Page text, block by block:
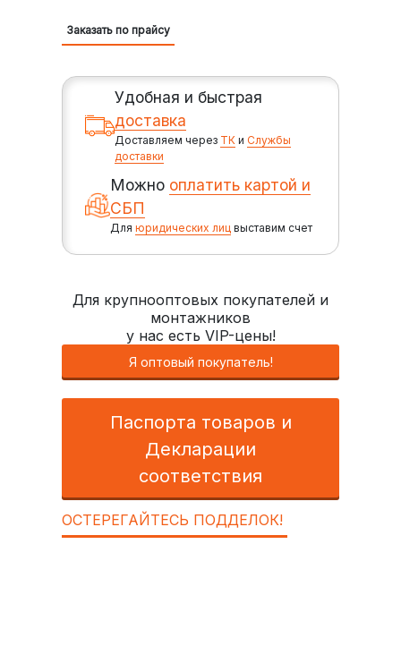
Заказать по прайсу
Удобная и быстрая
доставка
Доставляем через ТК иСлужбы
доставки
Можно оплатить картой и
СБП
Дляюридических лиц выставим счет
Для крупнооптовых покупателей и
монтажников
у нас есть VIP-цены!
Я оптовый покупатель!
Паспорта товаров и
Декларации
соответствия
ОСТЕРЕГАЙТЕСЬ ПОДДЕЛОК!